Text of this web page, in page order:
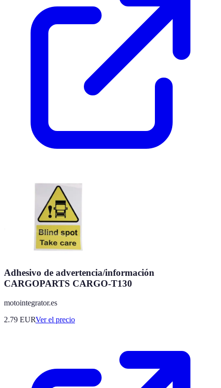
Adhesivo de advertencia/información
CARGOPARTS CARGO-T130
motointegrator.es
2.79 EURVer el precio